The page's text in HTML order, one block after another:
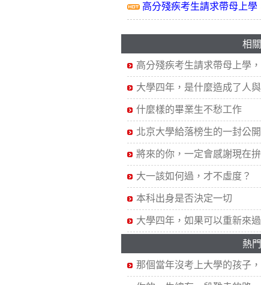
高分殘疾考生請求帶母上
相
高分殘疾考生請求帶母上學
大學四年，是什麼造成了人
什麼樣的畢業生不愁工作
北京大學給落榜生的一封公
將來的你，一定會感謝現在
大一該如何過，才不虛度？
本科出身是否決定一切
大學四年，如果可以重新來
熱
那個當年沒考上大學的孩子